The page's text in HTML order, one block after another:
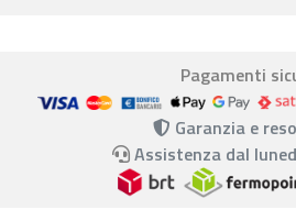
Pagamenti
Garanzia e
Assistenza dal